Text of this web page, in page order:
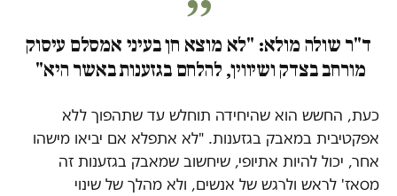
ד"ר שולה מולא: "לא מוצא חן בעיני אמסלם עיסוק
מורחב בצדק ושיווין, להלחם בגזענות באשר היא"
כעת, החשש הוא שהיחידה תוחלש עד שתהפוך ללא
אפקטיבית במאבק בגזענות. "לא אתפלא אם יביאו מישהו
אחר, יכול להיות אתיופי, שיחשוב שמאבק בגזענות זה
מסאז' לראש ולרגש של אנשים, ולא מהלך של שינוי